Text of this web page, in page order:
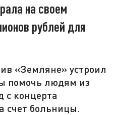
на своем
рублей для
«Земляне» устроил
помочь людям из
концерта
счет больницы.